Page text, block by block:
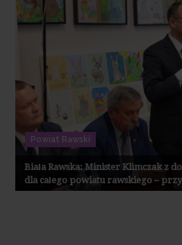
Powiat Rawski
Biała Rawska: Minister Klimczak z
dla całego powiatu rawskiego –